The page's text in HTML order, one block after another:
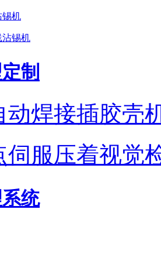
锡机
沾锡机
制
动焊接插胶壳
伺服压着视觉
统